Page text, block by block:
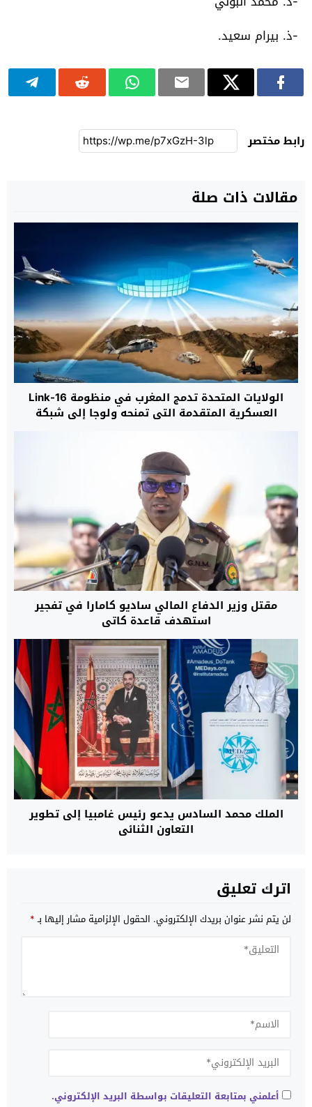
-ذ. بيرام سعيد.
رابط مختصر
مقالات ذات صلة
الولايات المتحدة تدمج المغرب في منظومة Link-16
العسكرية المتقدمة التي تمنحه ولوجا إلى شبكة
مقتل وزير الدفاع المالي ساديو كامارا في تفجير
استهدف قاعدة كاتي
الملك محمد السادس يدعو رئيس غامبيا إلى تطوير
التعاون الثنائي
اترك تعليق
لن يتم نشر عنوان بريدك الإلكتروني. الحقول الإلزامية مشار إليها بـ*
أعلمني بمتابعة التعليقات بواسطة البريد الإلكتروني.